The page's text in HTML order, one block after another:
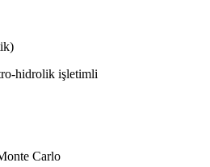
hidrolik işletimli
Carlo